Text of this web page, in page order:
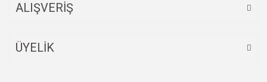
ALIŞVERİŞ
ÜYELİK